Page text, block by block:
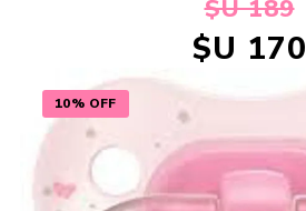
10% OFF
$U 189
$U 170